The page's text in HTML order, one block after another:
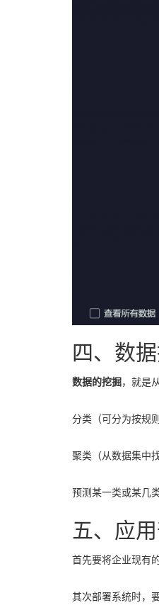
四、数
数据的挖掘，就是
分类（可分为按规
聚类（从数据集中
预测某一类或某几
五、应
首先要将企业现有
其次部署系统时，